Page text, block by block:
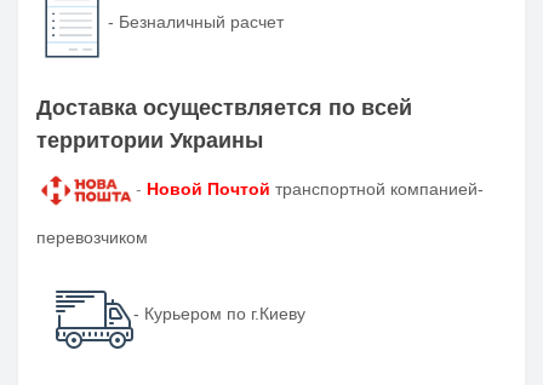
- Безналичный расчет
Доставка осуществляется по всей
территории Украины
- Новой Почтой транспортной компанией-
перевозчиком
- Курьером по г.Киеву